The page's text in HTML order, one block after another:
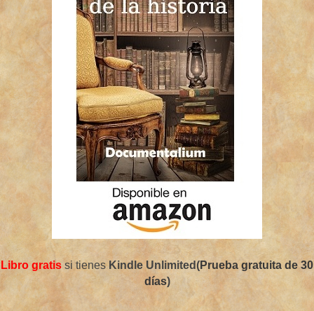
Libro gratissi tienesKindle Unlimited(Prueba gratuita de 30
días)